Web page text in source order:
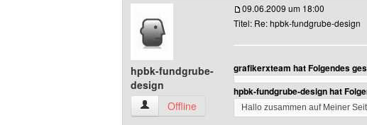
hpbk-fundgrube-
design
hpbk-fundgrube-design Benutzer-Profile anzeigen
Offline
09.06.2009 um 18:00
Titel: Re: hpbk-fundgrube-design
grafikerxteam hat Folgendes
hpbk-fundgrube-design hat
Hallo zusammen auf Meiner